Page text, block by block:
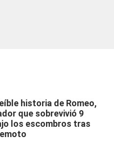
historia de Romeo,
que sobrevivió 9
los escombros tras